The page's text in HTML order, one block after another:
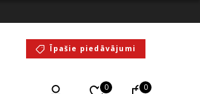
Īpašie piedāvājumi
0 0